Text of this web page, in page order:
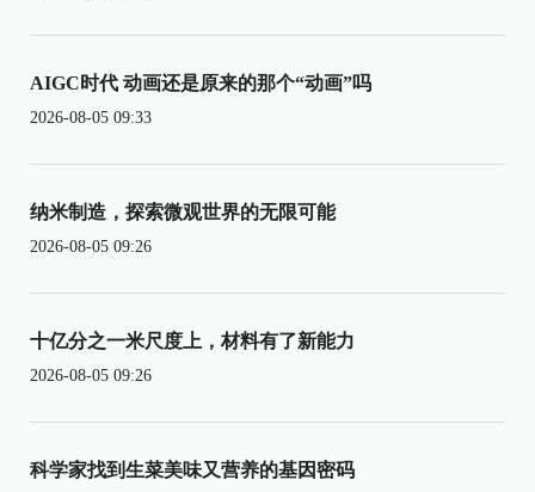
AIGC时代 动画还是原来的那个“动画”吗
2026-08-05 09:33
纳米制造，探索微观世界的无限可能
2026-08-05 09:26
十亿分之一米尺度上，材料有了新能力
2026-08-05 09:26
科学家找到生菜美味又营养的基因密码